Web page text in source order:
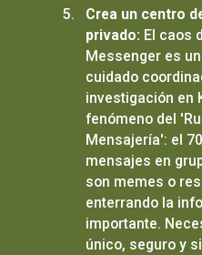
Crea un centro
privado: El caos
Messenger es
cuidado
investigación en
fenómeno del
Mensajería': el
mensajes en
son memes o
enterrando la
importante.
único, seguro y